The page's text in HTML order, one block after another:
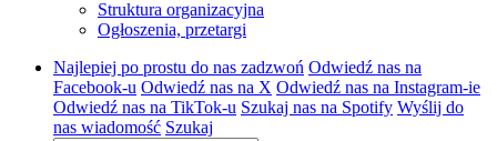
Struktura organizacyjna
Ogłoszenia, przetargi
Najlepiej po prostu do nas zadzwoń Odwiedź nas na
Facebook-u Odwiedź nas na X Odwiedź nas na Instagram-ie
Odwiedź nas na TikTok-u Szukaj nas na Spotify Wyślij do
nas wiadomość Szukaj